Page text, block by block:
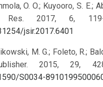
O. O.; Kuyooro, S. E.;
Res. 2017, 6,
jsir.2017.6401
M. G.; Foleto, R.;
2015, 29,
S0034-